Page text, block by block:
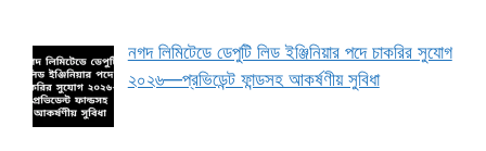
নগদ লিমিটেডে ডেপুটি লিড ইঞ্জিনিয়ার পদে চাকরির সুযোগ
২০২৬—প্রভিডেন্ট ফান্ডসহ আকর্ষণীয় সুবিধা